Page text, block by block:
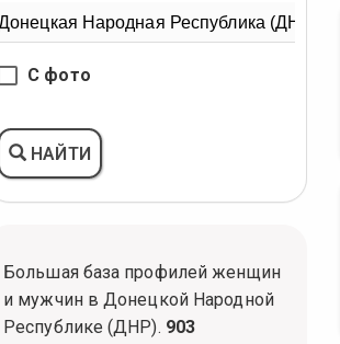
С фото
НАЙТИ
Большая база профилей женщин
и мужчин в Донецкой Народной
Республике (ДНР). 903